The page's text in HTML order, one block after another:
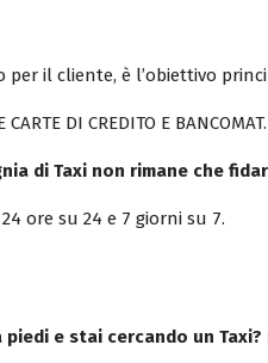
il cliente, è l’obiettivo
DI CREDITO E BANCOMAT.
di Taxi non rimane che
ore su 24 e 7 giorni su 7.
e stai cercando un